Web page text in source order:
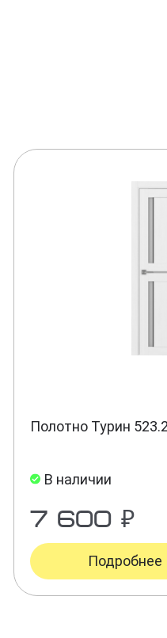
Полотно Турин
В наличии
7 600 ₽
Подробнее